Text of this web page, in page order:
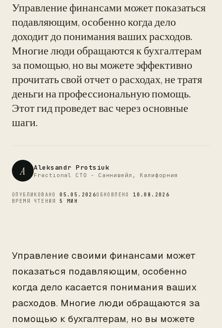
Управление финансами может показаться
подавляющим, особенно когда дело
доходит до понимания ваших расходов.
Многие люди обращаются к бухгалтерам
за помощью, но вы можете эффективно
прочитать свой отчет о расходах, не тратя
деньги на профессиональную помощь.
Этот гид проведет вас через основные
шаги.
A Aleksandr Protsiuk
Fractional CTO - Саннивейл, Калифорния
ОПУБЛИКОВАНО05.05.2026ОБНОВЛЕНО 10.08.2026
ВРЕМЯ ЧТЕНИЯ5 МИН
Управление своими финансами может
показаться подавляющим, особенно
когда дело касается понимания ваших
расходов. Многие люди обращаются за
помощью к бухгалтерам, но вы можете